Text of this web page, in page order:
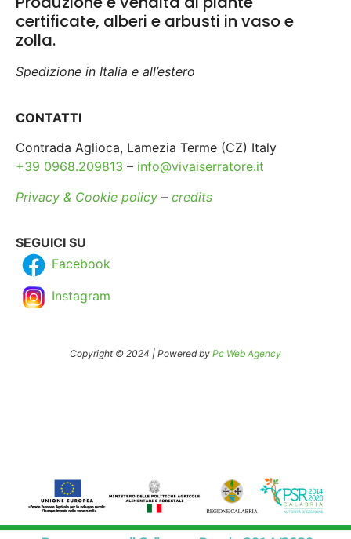
certificate, alberi e arbusti in vaso e
zolla.
Spedizione in Italia e all’estero
CONTATTI
Contrada Aglioca, Lamezia Terme (CZ) Italy
+39 0968.209813 – info@vivaiserratore.it
Privacy & Cookie policy – credits
SEGUICI SU
Facebook
Instagram
Copyright © 2024 | Powered by Pc Web Agency